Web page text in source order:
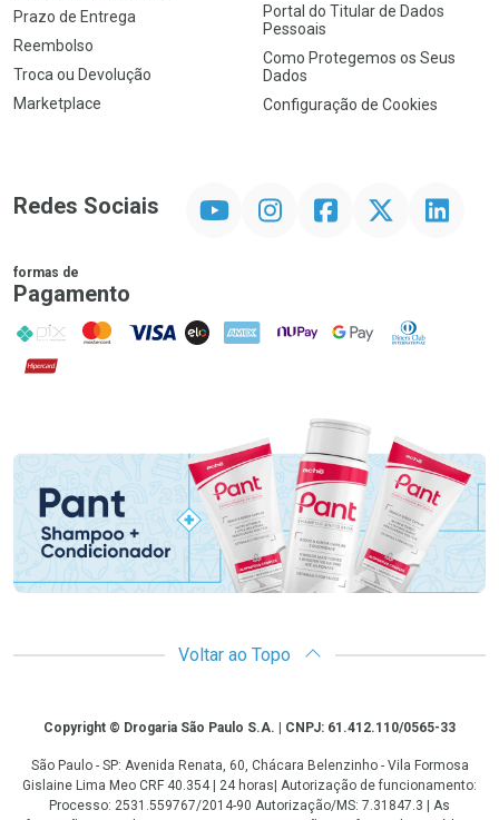
Prazo de Entrega
Reembolso
Troca ou Devolução
Marketplace
Portal do Titular de Dados
Pessoais
Como Protegemos os Seus
Dados
Configuração de Cookies
Redes Sociais InstagramFacebook Linkedin
formas de
Pagamento
PIX MasterCard
VISA ELO AMEX NuPay Google PayDiners Club
Hipercard
Promoção em Destaque
Voltar ao Topo
CopyrightCopyright © Drogaria São Paulo S.A. | CNPJ: 61.412.110/0565-33
São Paulo - SP: Avenida Renata, 60, Chácara Belenzinho - Vila Formosa
Gislaine Lima Meo CRF 40.354 | 24 horas| Autorização de funcionamento:
Processo: 2531.559767/2014-90 Autorização/MS: 7.31847.3 | As